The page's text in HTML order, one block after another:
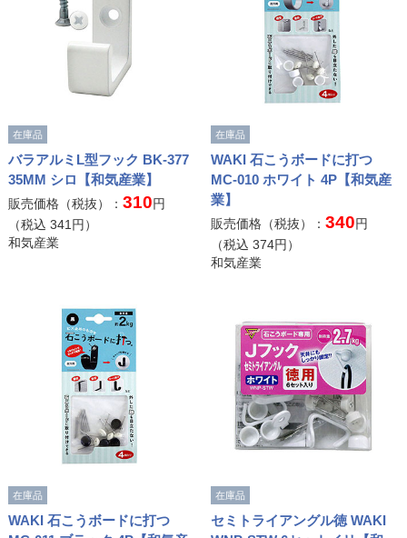
在庫品
バラアルミL型フック BK-377
35MM シロ【和気産業】
販売価格（税抜）： 310円
（税込 341円）
和気産業
在庫品
WAKI 石こうボードに打つ
MC-010 ホワイト 4P【和気産
業】
販売価格（税抜）：340円
（税込374円）
和気産業
在庫品
WAKI 石こうボードに打つ
在庫品
セミトライアングル徳 WAKI